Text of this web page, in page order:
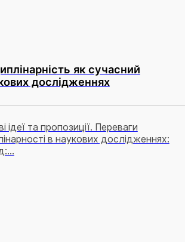
як сучасний
дослідженнях
ідеї та пропозиції. Переваги
в наукових дослідженнях: